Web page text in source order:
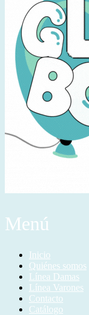
Menú
Inicio
Quiénes somos
Línea Damas
Línea Varones
Contacto
Catálogo